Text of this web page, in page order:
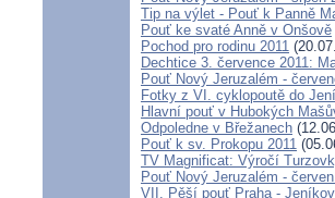
Tip na výlet - Pouť k Panně
Pouť ke svaté Anně v Onšově
Pochod pro rodinu 2011
Dechtice 3. července 2011:
Pouť Nový Jeruzalém -
Fotky z VI. cyklopoutě do
Hlavní pouť v Hubokých
Odpoledne v Břežanech
Pouť k sv. Prokopu 2011
TV Magnificat: Výročí
Pouť Nový Jeruzalém -
VII. Pěší pouť Praha -